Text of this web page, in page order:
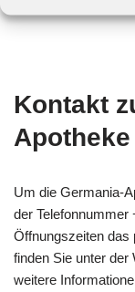
Kontakt
Apotheke
Um die Germania-
der
Öffnungszeiten das
finden Sie unter der
weitere